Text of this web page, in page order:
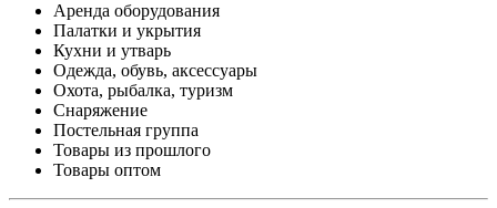
Аренда оборудования
Палатки и укрытия
Кухни и утварь
Одежда, обувь, аксессуары
Охота, рыбалка, туризм
Снаряжение
Постельная группа
Товары из прошлого
Товары оптом